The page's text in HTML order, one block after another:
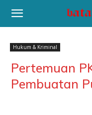
Hukum & Kriminal
Pertemuan
Pembuatan